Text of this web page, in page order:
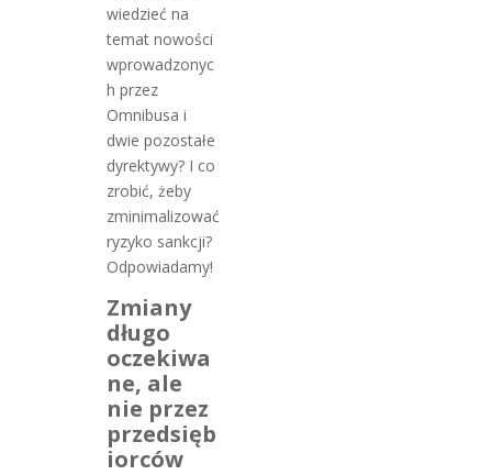
wiedzieć na
temat nowości
wprowadzonyc
h przez
Omnibusa i
dwie pozostałe
dyrektywy? I co
zrobić, żeby
zminimalizować
ryzyko sankcji?
Odpowiadamy!
Zmiany
długo
oczekiwa
ne, ale
nie przez
przedsięb
iorców